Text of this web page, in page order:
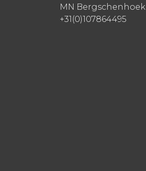
MN Bergschenhoek
+31(0)107864495